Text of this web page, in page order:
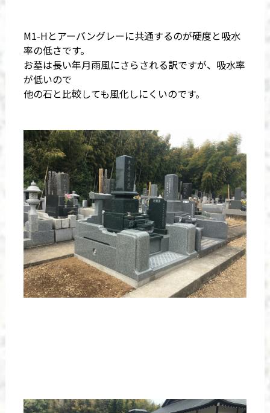
M1-Hとアーバングレーに共通するのが硬度と吸水
率の低さです。
お墓は長い年月雨風にさらされる訳ですが、吸水率
が低いので
他の石と比較しても風化しにくいのです。